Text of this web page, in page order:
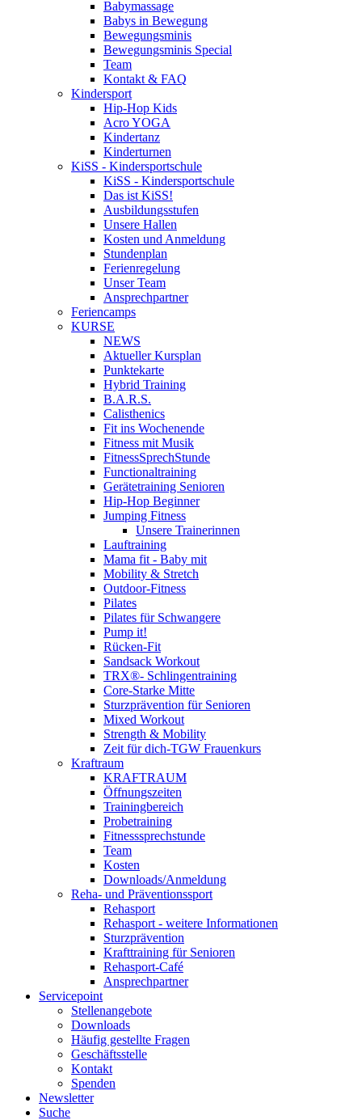
Babymassage
Babys in Bewegung
Bewegungsminis
Bewegungsminis Special
Team
Kontakt & FAQ
Kindersport
Hip-Hop Kids
Acro YOGA
Kindertanz
Kinderturnen
KiSS - Kindersportschule
KiSS - Kindersportschule
Das ist KiSS!
Ausbildungsstufen
Unsere Hallen
Kosten und Anmeldung
Stundenplan
Ferienregelung
Unser Team
Ansprechpartner
Feriencamps
KURSE
NEWS
Aktueller Kursplan
Punktekarte
Hybrid Training
B.A.R.S.
Calisthenics
Fit ins Wochenende
Fitness mit Musik
FitnessSprechStunde
Functionaltraining
Gerätetraining Senioren
Hip-Hop Beginner
Jumping Fitness
Unsere Trainerinnen
Lauftraining
Mama fit - Baby mit
Mobility & Stretch
Outdoor-Fitness
Pilates
Pilates für Schwangere
Pump it!
Rücken-Fit
Sandsack Workout
TRX®- Schlingentraining
Core-Starke Mitte
Sturzprävention für Senioren
Mixed Workout
Strength & Mobility
Zeit für dich-TGW Frauenkurs
Kraftraum
KRAFTRAUM
Öffnungszeiten
Trainingbereich
Probetraining
Fitnesssprechstunde
Team
Kosten
Downloads/Anmeldung
Reha- und Präventionssport
Rehasport
Rehasport - weitere Informationen
Sturzprävention
Krafttraining für Senioren
Rehasport-Café
Ansprechpartner
Servicepoint
Stellenangebote
Downloads
Häufig gestellte Fragen
Geschäftsstelle
Kontakt
Spenden
Newsletter
Suche